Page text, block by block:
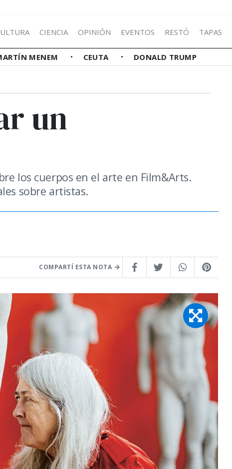
CIENCIA OPINIÓN EVENTOS RESTÓ TAPAS
MENEM CEUTA DONALD TRUMP
un
los cuerpos en el arte en Film&Arts.
sobre artistas.
COMPARTÍ ESTA NOTA